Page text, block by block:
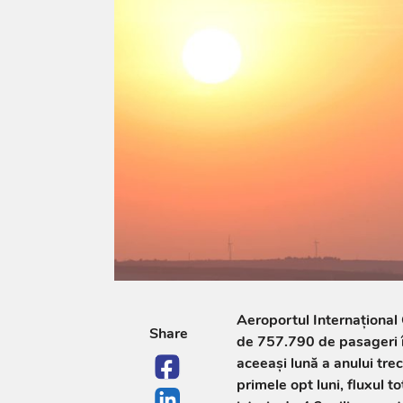
Share
Aeroportul Internațional
de 757.790 de pasageri
aceeași lună a anului
primele opt luni, fluxul